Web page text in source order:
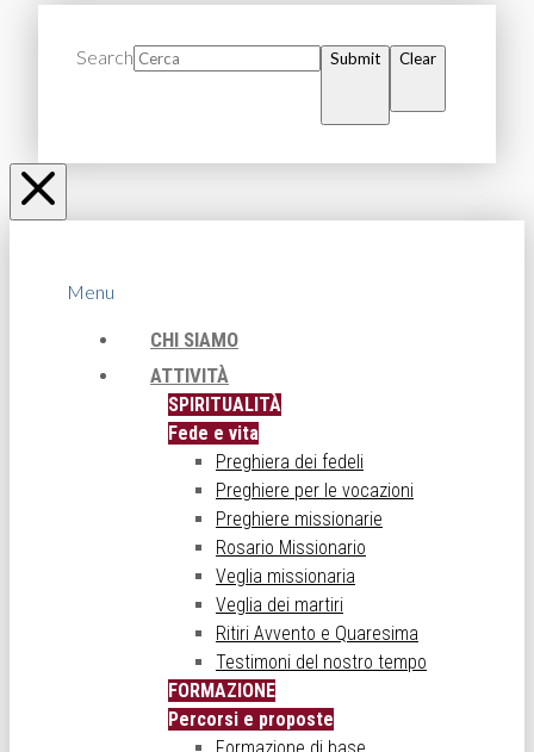
Search Submit Clear
Menu
CHI SIAMO
ATTIVITÀ
SPIRITUALITÀ
Fede e vita
Preghiera dei fedeli
Preghiere per le vocazioni
Preghiere missionarie
Rosario Missionario
Veglia missionaria
Veglia dei martiri
Ritiri Avvento e Quaresima
Testimoni del nostro tempo
FORMAZIONE
Percorsi e proposte